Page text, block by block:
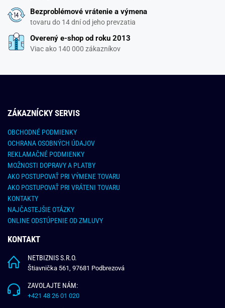
Bezproblémové vrátenie a výmena
tovaru do 14 dní od jeho prevzatia
Overený e-shop od roku 2013
Viac ako 140 000 zákazníkov
ZÁKAZNÍCKY SERVIS
OBCHODNÉ PODMIENKY
OCHRANA OSOBNÝCH ÚDAJOV
REKLAMAČNÉ PODMIENKY
MOŽNOSTI DOPRAVY A PLATBY
AKO POSTUPOVAŤ PRI VÝMENE TOVARU
AKO POSTUPOVAŤ PRI VRÁTENI TOVARU
KONTAKTY
NAJČASTEJŠIE OTÁZKY
ONLINE ODSTÚPENIE OD ZMLUVY
KONTAKT
NETBIZNIS S.R.O.
Štiavnička 561, 97681 Podbrezová
ZAVOLAJTE NÁM:
+421 48 26 01 020